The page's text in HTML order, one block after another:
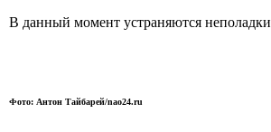
В данный момент устраняются неполадки
Фото: Антон Тайбарей/nao24.ru